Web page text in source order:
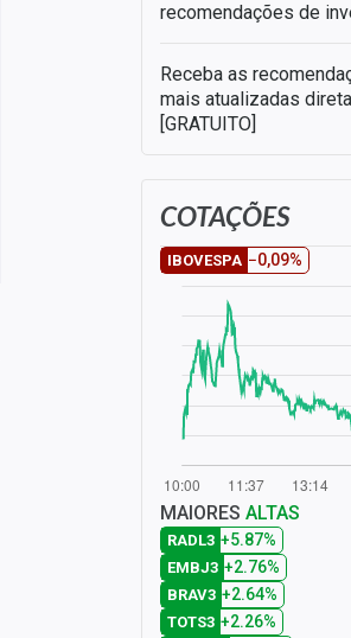
recomendações de
Receba as
mais atualizadas
[GRATUITO]
COTAÇÕES
IBOVESPA −0,09%
MAIORES ALTAS
RADL3 +5.87%
EMBJ3 +2.76%
BRAV3 +2.64%
TOTS3 +2.26%